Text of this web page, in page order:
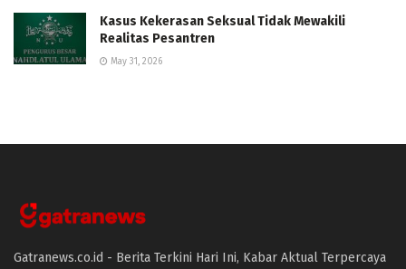
Kasus Kekerasan Seksual Tidak Mewakili
Realitas Pesantren
May 31, 2026
Gatranews.co.id - Berita Terkini Hari Ini, Kabar Aktual Terpercaya